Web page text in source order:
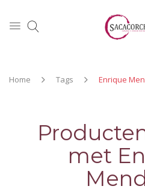
Home Tags
Enrique
met